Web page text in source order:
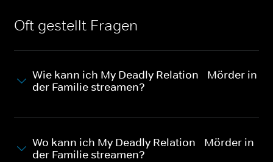
Oft gestellt Fragen
Wie kann ich My Deadly Relation - Mörder in
der Familie streamen?
Wo kann ich My Deadly Relation - Mörder in
der Familie streamen?